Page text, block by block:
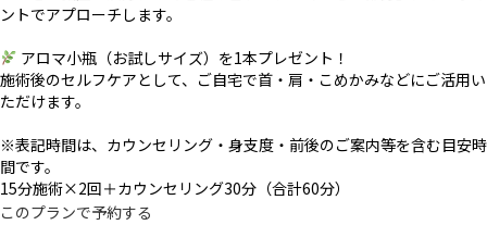
ントでアプローチします。
アロマ小瓶（お試しサイズ）を1本プレゼント！
施術後のセルフケアとして、ご自宅で首・肩・こめかみなどにご活用い
ただけます。
※表記時間は、カウンセリング・身支度・前後のご案内等を含む目安時
間です。
15分施術×2回＋カウンセリング30分（合計60分）
このプランで予約する